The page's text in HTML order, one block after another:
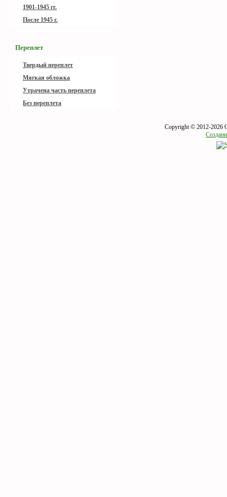
1901-1945 гг.
После 1945 г.
Переплет
Твердый переплет
Мягкая обложка
Утрачена часть переплета
Без переплета
Copyright © 2012-2026